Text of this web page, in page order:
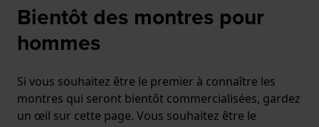
Bientôt des montres pour
hommes
Si vous souhaitez être le premier à connaître les
montres qui seront bientôt commercialisées, gardez
un œil sur cette page. Vous souhaitez être le